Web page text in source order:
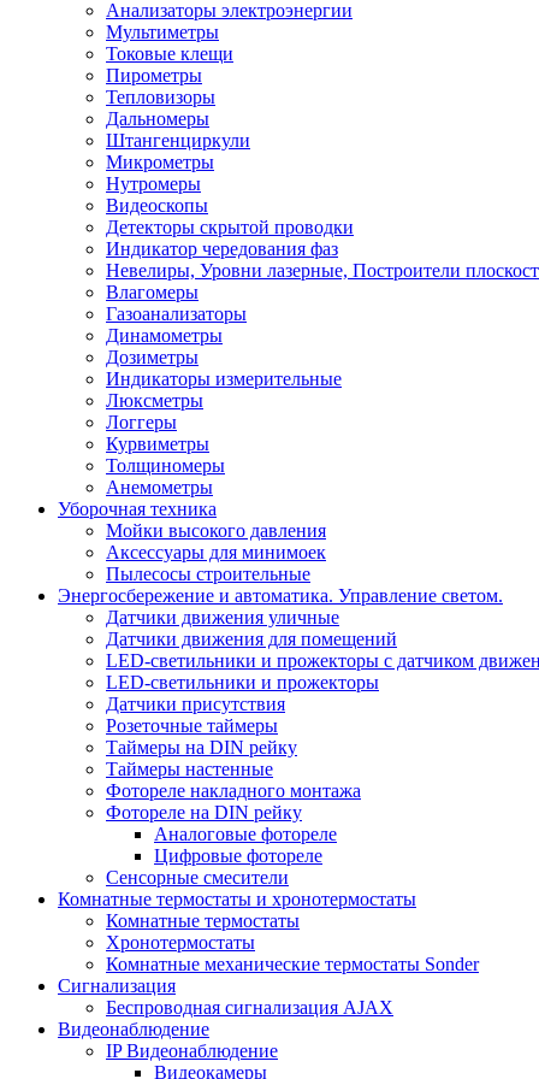
Анализаторы электроэнергии
Мультиметры
Токовые клещи
Пирометры
Тепловизоры
Дальномеры
Штангенциркули
Микрометры
Нутромеры
Видеоскопы
Детекторы скрытой проводки
Индикатор чередования фаз
Невелиры, Уровни лазерные, Построители
Влагомеры
Газоанализаторы
Динамометры
Дозиметры
Индикаторы измерительные
Люксметры
Логгеры
Курвиметры
Толщиномеры
Анемометры
Уборочная техника
Мойки высокого давления
Аксессуары для минимоек
Пылесосы строительные
Энергосбережение и автоматика. Управление светом.
Датчики движения уличные
Датчики движения для помещений
LED-светильники и прожекторы с датчиком
LED-светильники и прожекторы
Датчики присутствия
Розеточные таймеры
Таймеры на DIN рейку
Таймеры настенные
Фотореле накладного монтажа
Фотореле на DIN рейку
Аналоговые фотореле
Цифровые фотореле
Сенсорные смесители
Комнатные термостаты и хронотермостаты
Комнатные термостаты
Хронотермостаты
Комнатные механические термостаты Sonder
Сигнализация
Беспроводная сигнализация AJAX
Видеонаблюдение
IP Видеонаблюдение
Видеокамеры